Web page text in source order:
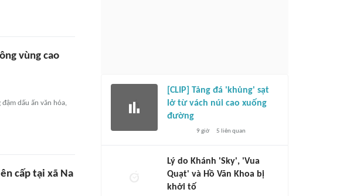
vùng cao
dấu ấn văn hóa,
cấp tại xã Na
[CLIP] Tảng đá 'khủng' sạt
lở từ vách núi cao xuống
đường
9 giờ 5 liên quan
Lý do Khánh 'Sky', 'Vua
Quạt' và Hồ Văn Khoa bị
khởi tố